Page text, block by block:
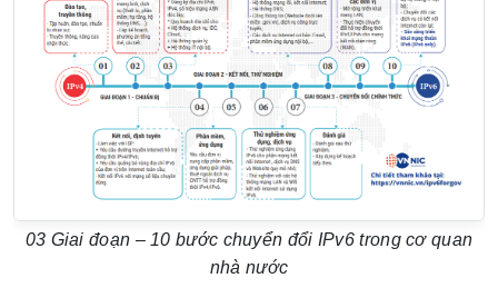
03 Giai đoạn – 10 bước chuyển đổi IPv6 trong cơ quan
nhà nước